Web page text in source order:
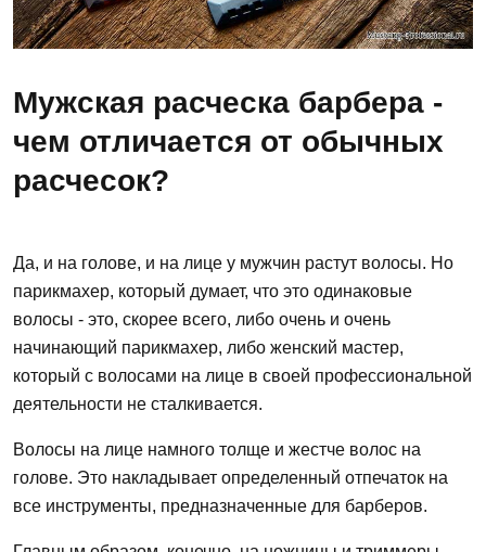
Мужская расческа барбера -
чем отличается от обычных
расчесок?
Да, и на голове, и на лице у мужчин растут волосы. Но
парикмахер, который думает, что это одинаковые
волосы - это, скорее всего, либо очень и очень
начинающий парикмахер, либо женский мастер,
который с волосами на лице в своей профессиональной
деятельности не сталкивается.
Волосы на лице намного толще и жестче волос на
голове. Это накладывает определенный отпечаток на
все инструменты, предназначенные для барберов.